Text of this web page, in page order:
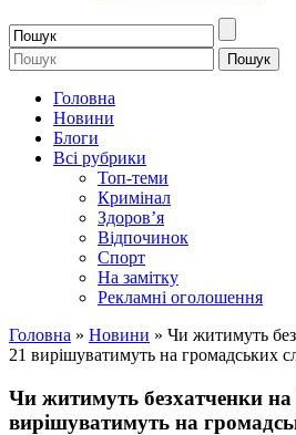
Головна
Новини
Блоги
Всі рубрики
Топ-теми
Кримінал
Здоров’я
Відпочинок
Спорт
На замітку
Рекламні оголошення
Головна » Новини » Чи житимуть
21 вирішуватимуть на громадських
Чи житимуть безхатченки на
вирішуватимуть на